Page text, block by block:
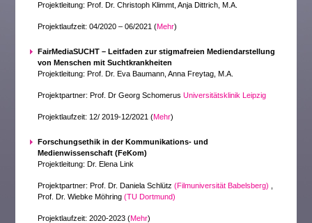
Projektleitung: Prof. Dr. Christoph Klimmt, Anja Dittrich, M.A.
Projektlaufzeit: 04/2020 – 06/2021 (Mehr)
FairMediaSUCHT – Leitfaden zur stigmafreien Mediendarstellung
von Menschen mit Suchtkrankheiten
Projektleitung: Prof. Dr. Eva Baumann, Anna Freytag, M.A.
Projektpartner: Prof. Dr Georg SchomerusUniversitätsklinik Leipzig
Projektlaufzeit: 12/ 2019-12/2021 (Mehr)
Forschungsethik in der Kommunikations- und
Medienwissenschaft (FeKom)
Projektleitung: Dr. Elena Link
Projektpartner: Prof. Dr. Daniela Schlütz(Filmuniversität Babelsberg)
Prof. Dr. Wiebke Möhring(TU Dortmund)
Projektlaufzeit: 2020-2023 (Mehr)